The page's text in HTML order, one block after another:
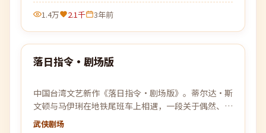
1.4万 2.1千 3年前
最新
落日指令·剧场版
中国台湾文艺新作《落日指令·剧场版》。蒂尔达·斯
文顿与马伊琍在地铁尾班车上相遇，一段关于偶然、错
过与重新开始的故事缓缓展开。
武侠剧场